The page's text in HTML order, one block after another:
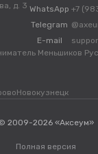
д. 3 WhatsApp +7
Telegram
E-mail
Меньшиков
Новокузнецк
2009-2026 «Аксеум»
Полная версия